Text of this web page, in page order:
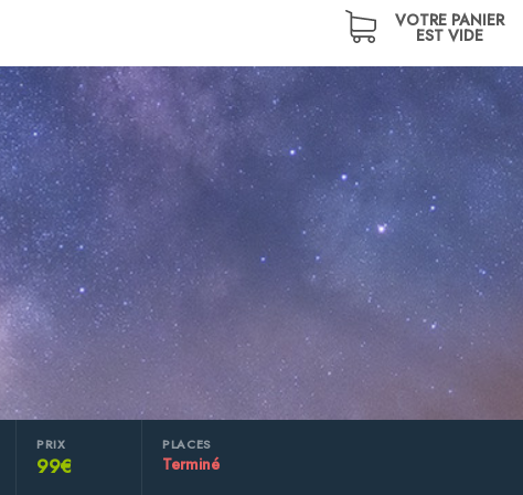
VOTRE PANIER
EST VIDE
PRIX
99€
PLACES
Terminé